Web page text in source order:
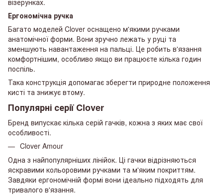
Ергономічна ручка
Багато моделей Clover оснащено м'якими ручками
анатомічної форми. Вони зручно лежать у руці та
зменшують навантаження на пальці. Це робить в'язання
комфортнішим, особливо якщо ви працюєте кілька годин
поспіль.
Така конструкція допомагає зберегти природне положення
кисті та знижує втому.
Популярні серії Clover
Бренд випускає кілька серій гачків, кожна з яких має свої
особливості.
Clover Amour
Одна з найпопулярніших лінійок. Ці гачки відрізняються
яскравими кольоровими ручками та м'яким покриттям.
Завдяки ергономічній формі вони ідеально підходять для
тривалого в'язання.